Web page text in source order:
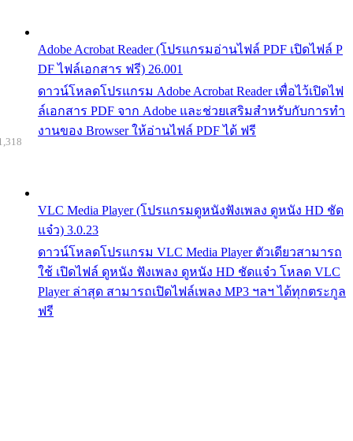
Adobe Acrobat Reader (โปรแกรมอ่านไฟล์ PDF เปิดไฟล์ P
DF ไฟล์เอกสาร ฟรี) 26.001
ดาวน์โหลดโปรแกรม Adobe Acrobat Reader เพื่อไว้เปิดไฟ
ล์เอกสาร PDF จาก Adobe และช่วยเสริมสำหรับกับการทำ
งานของ Browser ให้อ่านไฟล์ PDF ได้ ฟรี
VLC Media Player (โปรแกรมดูหนังฟังเพลง ดูหนัง HD ชัด
แจ๋ว) 3.0.23
ดาวน์โหลดโปรแกรม VLC Media Player ตัวเดียวสามารถ
ใช้ เปิดไฟล์ ดูหนัง ฟังเพลง ดูหนัง HD ชัดแจ๋ว โหลด VLC
Player ล่าสุด สามารถเปิดไฟล์เพลง MP3 ฯลฯ ได้ทุกตระกูล
ฟรี